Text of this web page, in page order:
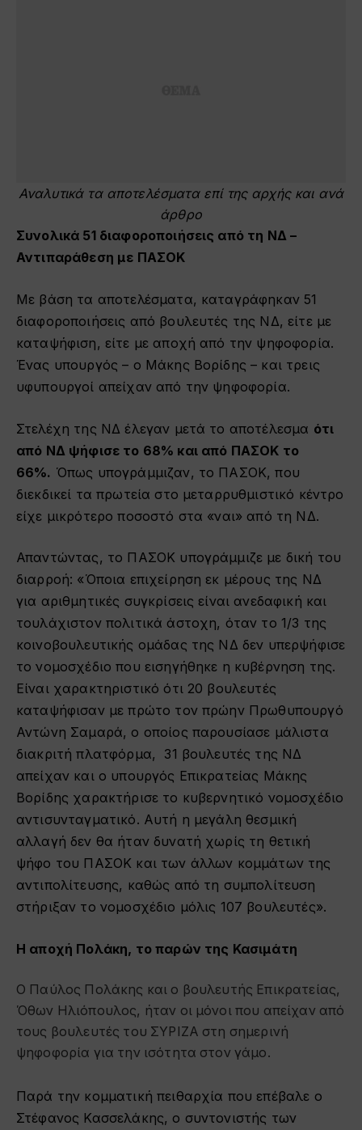
Αναλυτικά τα αποτελέσματα επί της αρχής και ανά
άρθρο
Συνολικά 51 διαφοροποιήσεις από τη ΝΔ –
Αντιπαράθεση με ΠΑΣΟΚ
Με βάση τα αποτελέσματα, καταγράφηκαν 51
διαφοροποιήσεις από βουλευτές της ΝΔ, είτε με
καταψήφιση, είτε με αποχή από την ψηφοφορία.
Ένας υπουργός – ο Μάκης Βορίδης – και τρεις
υφυπουργοί απείχαν από την ψηφοφορία.
Στελέχη της ΝΔ έλεγαν μετά το αποτέλεσμα ότι
από ΝΔ ψήφισε το 68% και από ΠΑΣΟΚ το
66%. Όπως υπογράμμιζαν, το ΠΑΣΟΚ, που
διεκδικεί τα πρωτεία στο μεταρρυθμιστικό κέντρο
είχε μικρότερο ποσοστό στα «ναι» από τη ΝΔ.
Απαντώντας, το ΠΑΣΟΚ υπογράμμιζε με δική του
διαρροή: «Όποια επιχείρηση εκ μέρους της ΝΔ
για αριθμητικές συγκρίσεις είναι ανεδαφική και
τουλάχιστον πολιτικά άστοχη, όταν το 1/3 της
κοινοβουλευτικής ομάδας της ΝΔ δεν υπερψήφισε
το νομοσχέδιο που εισηγήθηκε η κυβέρνηση της.
Είναι χαρακτηριστικό ότι 20 βουλευτές
καταψήφισαν με πρώτο τον πρώην Πρωθυπουργό
Αντώνη Σαμαρά, ο οποίος παρουσίασε μάλιστα
διακριτή πλατφόρμα, 31 βουλευτές της ΝΔ
απείχαν και ο υπουργός Επικρατείας Μάκης
Βορίδης χαρακτήρισε το κυβερνητικό νομοσχέδιο
αντισυνταγματικό. Αυτή η μεγάλη θεσμική
αλλαγή δεν θα ήταν δυνατή χωρίς τη θετική
ψήφο του ΠΑΣΟΚ και των άλλων κομμάτων της
αντιπολίτευσης, καθώς από τη συμπολίτευση
στήριξαν το νομοσχέδιο μόλις 107 βουλευτές».
Η αποχή Πολάκη, το παρών της Κασιμάτη
O Παύλος Πολάκης και ο βουλευτής Επικρατείας,
Όθων Ηλιόπουλος, ήταν οι μόνοι που απείχαν από
τους βουλευτές του ΣΥΡΙΖΑ στη σημερινή
ψηφοφορία για την ισότητα στον γάμο.
Παρά την κομματική πειθαρχία που επέβαλε ο
Στέφανος Κασσελάκης, ο συντονιστής των